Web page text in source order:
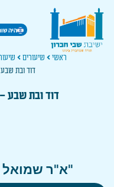
היה
ראשי שיעורים
דוד ובת שבע – חלק
דוד ובת שבע – חלק
"א"ר שמואל